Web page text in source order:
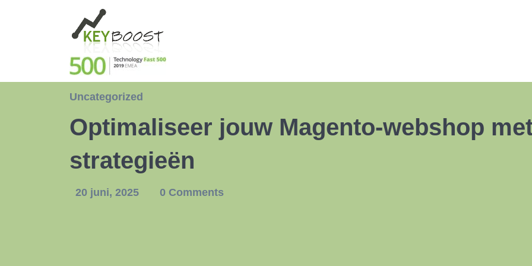
Uncategorized
Optimaliseer jouw Magento-webshop
strategieën
20 juni, 2025 0 Comments